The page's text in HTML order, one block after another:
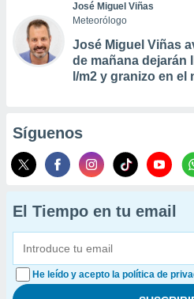
José Miguel Viñas
Meteorólogo
José Miguel Viñas
de mañana dejarán
l/m2 y granizo en
Síguenos
El Tiempo en tu email
He leído y acepto la política de